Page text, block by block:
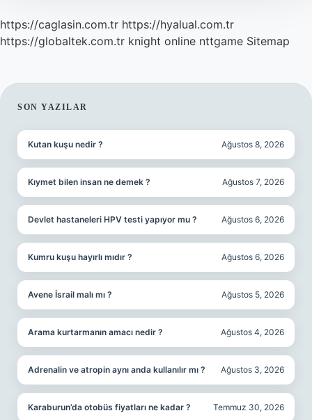
https://caglasin.com.tr https://hyalual.com.tr
https://globaltek.com.tr knight online nttgame Sitemap
SIDEBAR
SON YAZILAR
Kutan kuşu nedir ? Ağustos 8, 2026
Kıymet bilen insan ne demek ? Ağustos 7, 2026
Devlet hastaneleri HPV testi yapıyor mu ? Ağustos 6, 2026
Kumru kuşu hayırlı mıdır ? Ağustos 6, 2026
Avene İsrail malı mı ? Ağustos 5, 2026
Arama kurtarmanın amacı nedir ? Ağustos 4, 2026
Adrenalin ve atropin aynı anda kullanılır mı ? Ağustos 3, 2026
Karaburun’da otobüs fiyatları ne kadar ? Temmuz 30, 2026